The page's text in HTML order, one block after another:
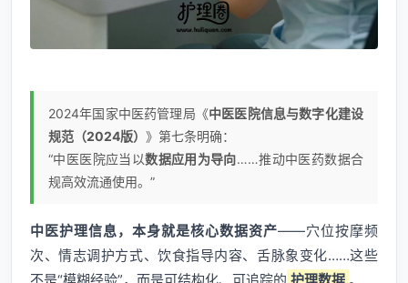
2024年国家中医药管理局《中医医院信息与数字化建设
规范（2024版） 》第七条明确：
“中医医院应当以数据应用为导向……推动中医药数据合
规高效流通使用。”
中医护理信息，本身就是核心数据资产——穴位按摩频
次、情志调护方式、饮食指导内容、舌脉象变化……这些